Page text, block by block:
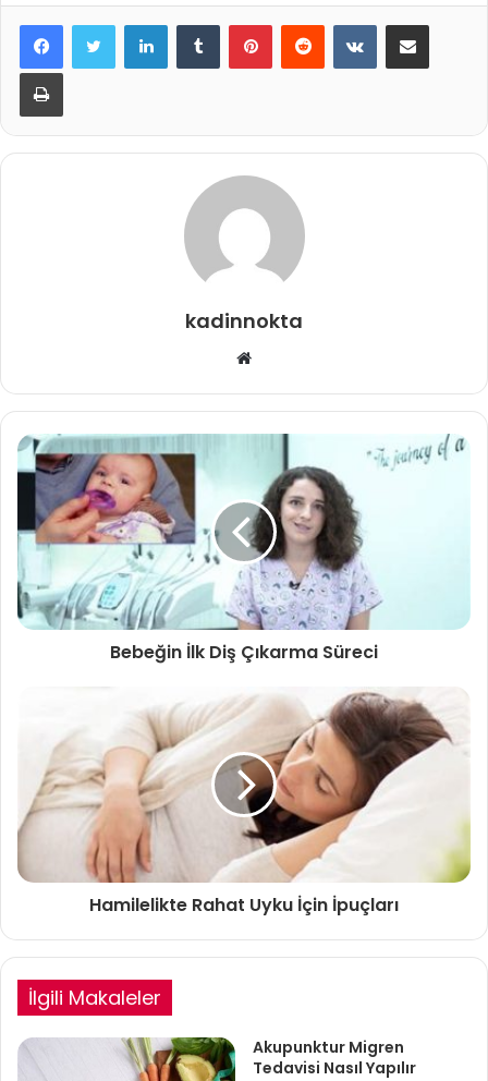
LinkedInTumblr PinterestReddit VKontakteE-Posta ile paylaş
Yazdır
kadinnokta
Web
Bebeğin İlk Diş Çıkarma Süreci
Hamilelikte Rahat Uyku İçin İpuçları
İlgili Makaleler
Akupunktur Migren
Tedavisi Nasıl Yapılır